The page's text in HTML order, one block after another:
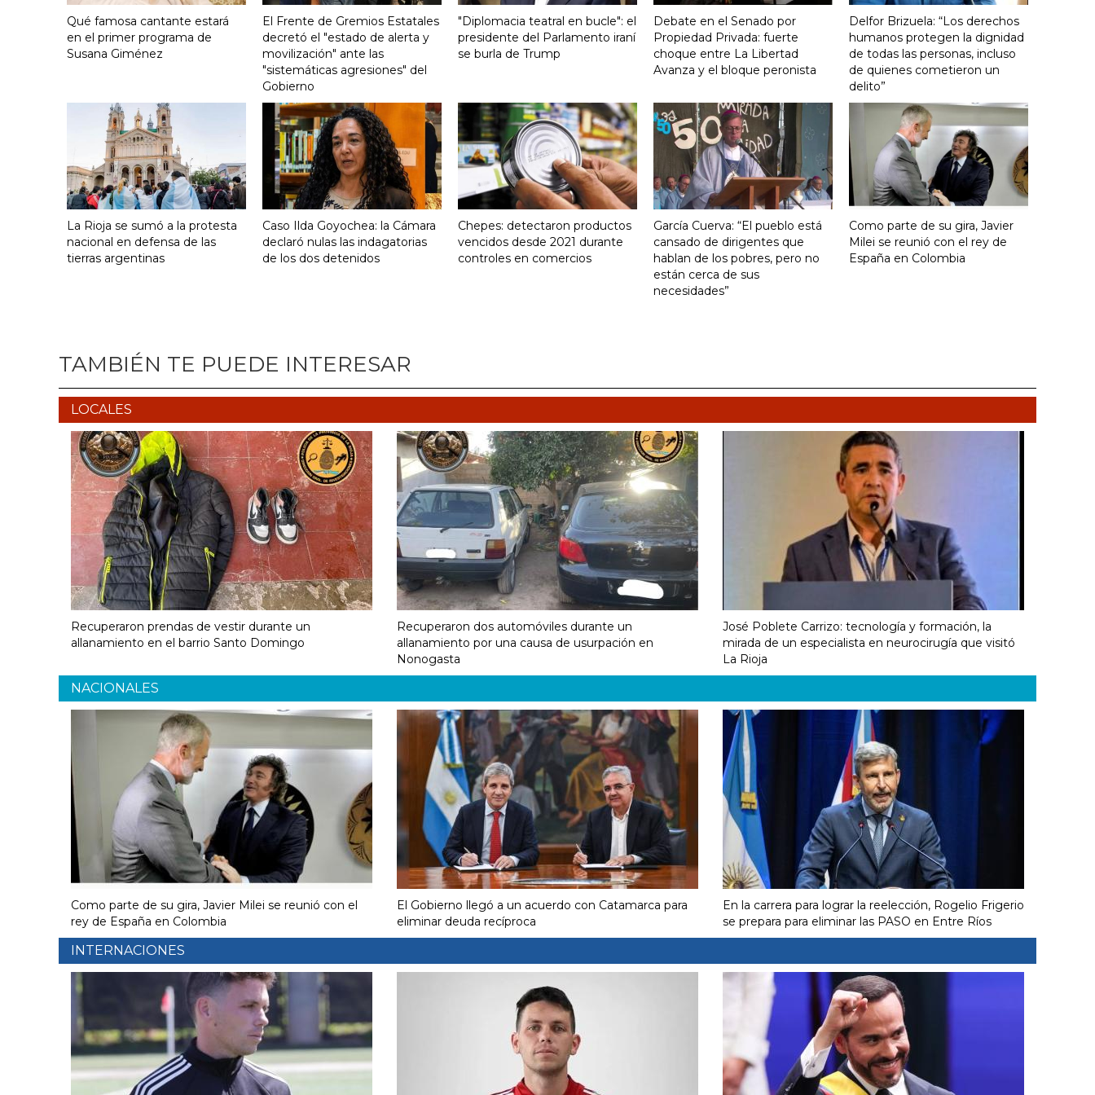
Qué famosa cantante estará
en el primer programa de
Susana Giménez
El Frente de Gremios Estatales
decretó el "estado de alerta y
movilización" ante las
"sistemáticas agresiones" del
Gobierno
"Diplomacia teatral en bucle": el
presidente del Parlamento iraní
se burla de Trump
Debate en el Senado por
Propiedad Privada: fuerte
choque entre La Libertad
Avanza y el bloque peronista
Delfor Brizuela: “Los derechos
humanos protegen la dignidad
de todas las personas, incluso
de quienes cometieron un
delito”
La Rioja se sumó a la protesta
nacional en defensa de las
tierras argentinas
Caso Ilda Goyochea: la Cámara
declaró nulas las indagatorias
de los dos detenidos
Chepes: detectaron productos
vencidos desde 2021 durante
controles en comercios
García Cuerva: “El pueblo está
cansado de dirigentes que
hablan de los pobres, pero no
están cerca de sus
necesidades”
Como parte de su gira, Javier
Milei se reunió con el rey de
España en Colombia
TAMBIÉN TE PUEDE INTERESAR
LOCALES
Recuperaron prendas de vestir durante un
allanamiento en el barrio Santo Domingo
Recuperaron dos automóviles durante un
allanamiento por una causa de usurpación en
Nonogasta
José Poblete Carrizo: tecnología y formación, la
mirada de un especialista en neurocirugía que visitó
La Rioja
NACIONALES
Como parte de su gira, Javier Milei se reunió con el
rey de España en Colombia
El Gobierno llegó a un acuerdo con Catamarca para
eliminar deuda recíproca
En la carrera para lograr la reelección, Rogelio Frigerio
se prepara para eliminar las PASO en Entre Ríos
INTERNACIONES